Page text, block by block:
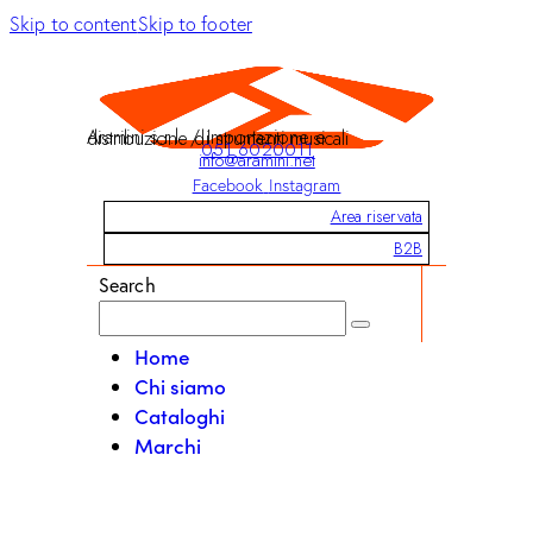
Skip to contentSkip to footer
Aramini s.r.l. / Importazione e distribuzione di strumenti musicali
051 6020011
info@aramini.net
Facebook Instagram
Area riservata
B2B
Search
Home
Chi siamo
Cataloghi
Marchi